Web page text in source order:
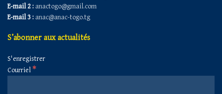
E-mail 2 : anactogo@gmail.com
E-mail 3 : anac@anac-togo.tg
S’abonner aux actualités
S'enregistrer
Courriel*